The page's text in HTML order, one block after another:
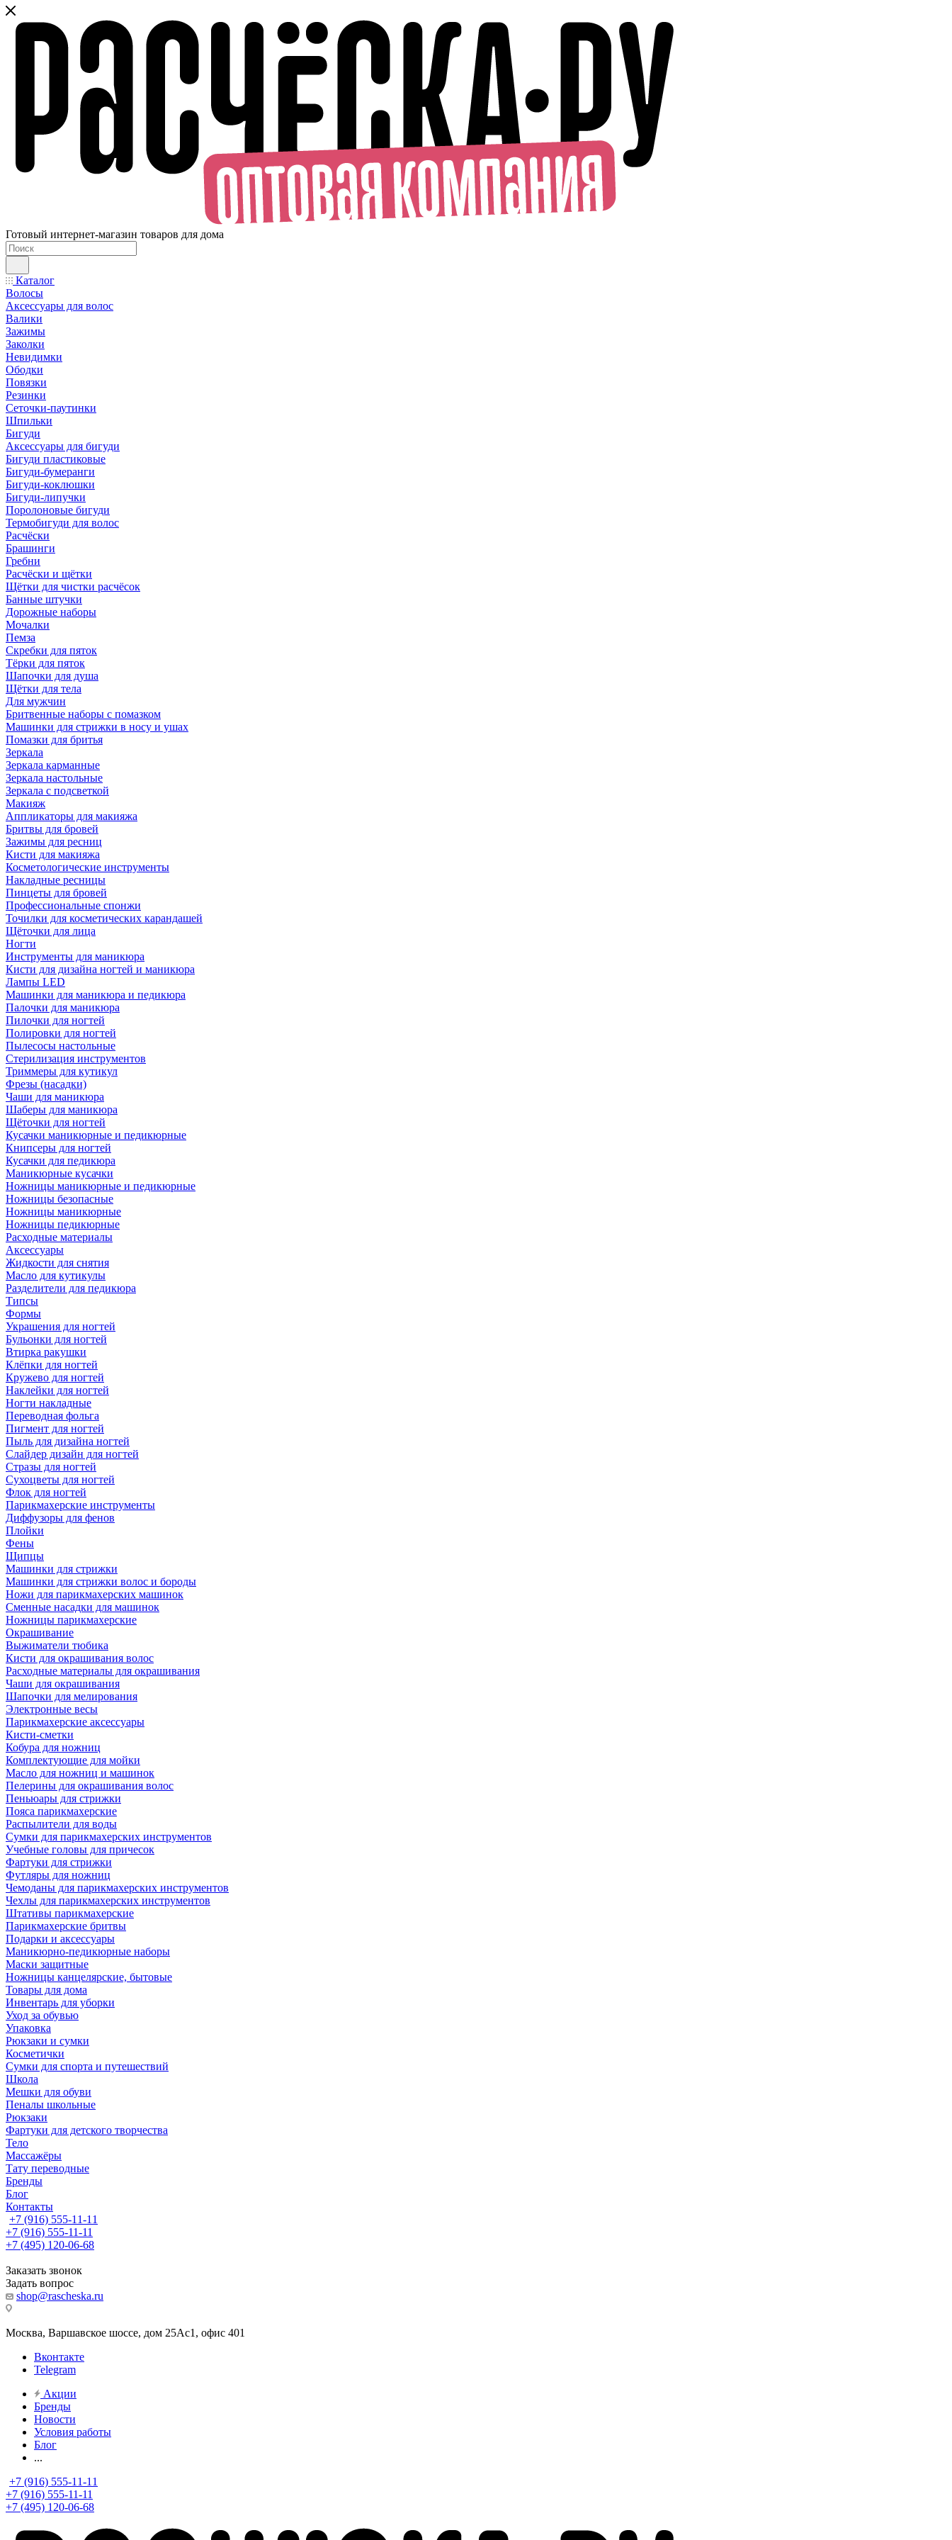
Готовый интернет-магазин товаров для дома
Каталог
Волосы
Аксессуары для волос
Валики
Зажимы
Заколки
Невидимки
Ободки
Повязки
Резинки
Сеточки-паутинки
Шпильки
Бигуди
Аксессуары для бигуди
Бигуди пластиковые
Бигуди-бумеранги
Бигуди-коклюшки
Бигуди-липучки
Поролоновые бигуди
Термобигуди для волос
Расчёски
Брашинги
Гребни
Расчёски и щётки
Щётки для чистки расчёсок
Банные штучки
Дорожные наборы
Мочалки
Пемза
Скребки для пяток
Тёрки для пяток
Шапочки для душа
Щётки для тела
Для мужчин
Бритвенные наборы с помазком
Машинки для стрижки в носу и ушах
Помазки для бритья
Зеркала
Зеркала карманные
Зеркала настольные
Зеркала с подсветкой
Макияж
Аппликаторы для макияжа
Бритвы для бровей
Зажимы для ресниц
Кисти для макияжа
Косметологические инструменты
Накладные ресницы
Пинцеты для бровей
Профессиональные спонжи
Точилки для косметических карандашей
Щёточки для лица
Ногти
Инструменты для маникюра
Кисти для дизайна ногтей и маникюра
Лампы LED
Машинки для маникюра и педикюра
Палочки для маникюра
Пилочки для ногтей
Полировки для ногтей
Пылесосы настольные
Стерилизация инструментов
Триммеры для кутикул
Фрезы (насадки)
Чаши для маникюра
Шаберы для маникюра
Щёточки для ногтей
Кусачки маникюрные и педикюрные
Книпсеры для ногтей
Кусачки для педикюра
Маникюрные кусачки
Ножницы маникюрные и педикюрные
Ножницы безопасные
Ножницы маникюрные
Ножницы педикюрные
Расходные материалы
Аксессуары
Жидкости для снятия
Масло для кутикулы
Разделители для педикюра
Типсы
Формы
Украшения для ногтей
Бульонки для ногтей
Втирка ракушки
Клёпки для ногтей
Кружево для ногтей
Наклейки для ногтей
Ногти накладные
Переводная фольга
Пигмент для ногтей
Пыль для дизайна ногтей
Слайдер дизайн для ногтей
Стразы для ногтей
Сухоцветы для ногтей
Флок для ногтей
Парикмахерские инструменты
Диффузоры для фенов
Плойки
Фены
Щипцы
Машинки для стрижки
Машинки для стрижки волос и бороды
Ножи для парикмахерских машинок
Сменные насадки для машинок
Ножницы парикмахерские
Окрашивание
Выжиматели тюбика
Кисти для окрашивания волос
Расходные материалы для окрашивания
Чаши для окрашивания
Шапочки для мелирования
Электронные весы
Парикмахерские аксессуары
Кисти-сметки
Кобура для ножниц
Комплектующие для мойки
Масло для ножниц и машинок
Пелерины для окрашивания волос
Пеньюары для стрижки
Пояса парикмахерские
Распылители для воды
Сумки для парикмахерских инструментов
Учебные головы для причесок
Фартуки для стрижки
Футляры для ножниц
Чемоданы для парикмахерских инструментов
Чехлы для парикмахерских инструментов
Штативы парикмахерские
Парикмахерские бритвы
Подарки и аксессуары
Маникюрно-педикюрные наборы
Маски защитные
Ножницы канцелярские, бытовые
Товары для дома
Инвентарь для уборки
Уход за обувью
Упаковка
Рюкзаки и сумки
Косметички
Сумки для спорта и путешествий
Школа
Мешки для обуви
Пеналы школьные
Рюкзаки
Фартуки для детского творчества
Тело
Массажёры
Тату переводные
Бренды
Блог
Контакты
+7 (916) 555-11-11
+7 (916) 555-11-11
+7 (495) 120-06-68
Заказать звонок
Задать вопрос
shop@rascheska.ru
Москва, Варшавское шоссе, дом 25Аc1, офис 401
Вконтакте
Telegram
Акции
Бренды
Новости
Условия работы
Блог
...
+7 (916) 555-11-11
+7 (916) 555-11-11
+7 (495) 120-06-68